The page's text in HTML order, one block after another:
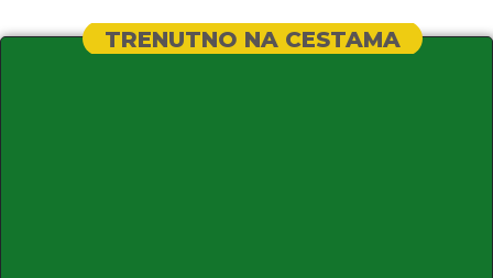
TRENUTNO NA CESTAMA